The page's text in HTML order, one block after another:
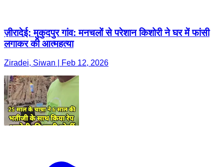
ज़ीरादेई: मुकुदपुर गांव: मनचलों से परेशान किशोरी ने घर में फांसी
लगाकर की आत्महत्या
Ziradei, Siwan | Feb 12, 2026